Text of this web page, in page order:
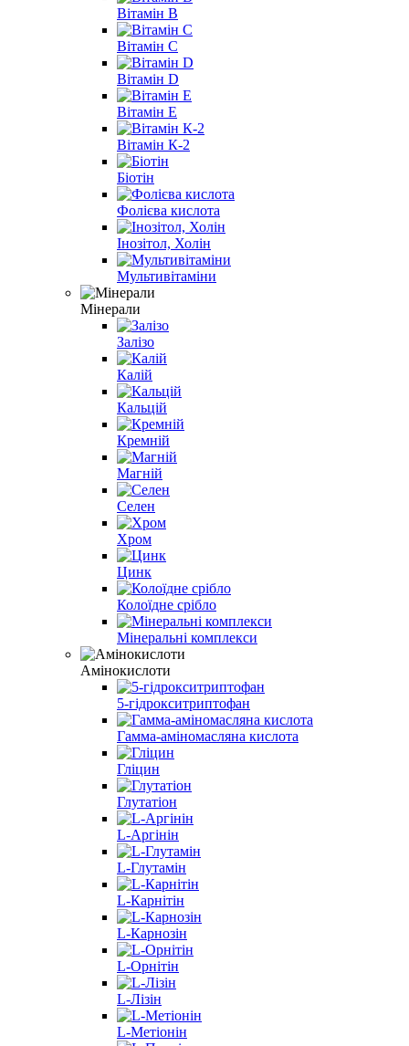
Вітамін B
Вітамін С
Вітамін D
Вітамін E
Вітамін К-2
Біотін
Фолієва кислота
Інозітол, Холін
Мультивітаміни
Мінерали
Залізо
Калій
Кальцій
Кремній
Магній
Селен
Хром
Цинк
Колоїдне срібло
Мінеральні комплекси
Амінокислоти
5-гідрокситриптофан
Гамма-аміномасляна кислота
Гліцин
Глутатіон
L-Аргінін
L-Глутамін
L-Карнітін
L-Карнозін
L-Орнітін
L-Лізін
L-Метіонін